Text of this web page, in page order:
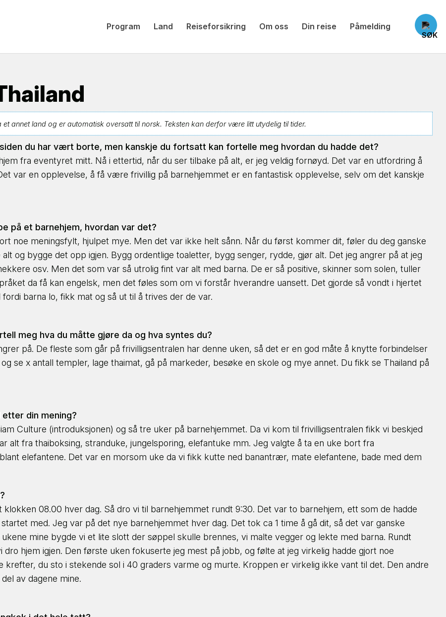
Program Land Reiseforsikring Om oss Din reise Påmelding
annet land og er automatisk oversatt til norsk. Teksten kan derfor være litt utydelig til tider.
du har vært borte, men kanskje du fortsatt kan fortelle meg hvordan du hadde det?
fra eventyret mitt. Nå i ettertid, når du ser tilbake på alt, er jeg veldig fornøyd. Det var en utfordring å
var en opplevelse, å få være frivillig på barnehjemmet er en fantastisk opplevelse, selv om det kanskje
på et barnehjem, hvordan var det?
noe meningsfylt, hjulpet mye. Men det var ikke helt sånn. Når du først kommer dit, føler du deg ganske
og bygge det opp igjen. Bygg ordentlige toaletter, bygg senger, rydde, gjør alt. Det jeg angrer på at jeg
osv. Men det som var så utrolig fint var alt med barna. De er så positive, skinner som solen, tuller
da få kan engelsk, men det føles som om vi forstår hverandre uansett. Det gjorde så vondt i hjertet
barna lo, fikk mat og så ut til å trives der de var.
meg hva du måtte gjøre da og hva syntes du?
på. De fleste som går på frivilligsentralen har denne uken, så det er en god måte å knytte forbindelser
se x antall templer, lage thaimat, gå på markeder, besøke en skole og mye annet. Du fikk se Thailand på
din mening?
Culture (introduksjonen) og så tre uker på barnehjemmet. Da vi kom til frivilligsentralen fikk vi beskjed
alt fra thaiboksing, stranduke, jungelsporing, elefantuke mm. Jeg valgte å ta en uke bort fra
elefantene. Det var en morsom uke da vi fikk kutte ned banantrær, mate elefantene, bade med dem
08.00 hver dag. Så dro vi til barnehjemmet rundt 9:30. Det var to barnehjem, ett som de hadde
med. Jeg var på det nye barnehjemmet hver dag. Det tok ca 1 time å gå dit, så det var ganske
mine bygde vi et lite slott der søppel skulle brennes, vi malte vegger og lekte med barna. Rundt
hjem igjen. Den første uken fokuserte jeg mest på jobb, og følte at jeg virkelig hadde gjort noe
du sto i stekende sol i 40 graders varme og murte. Kroppen er virkelig ikke vant til det. Den andre
av dagene mine.